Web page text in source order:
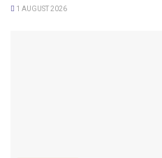
1 AUGUST 2026